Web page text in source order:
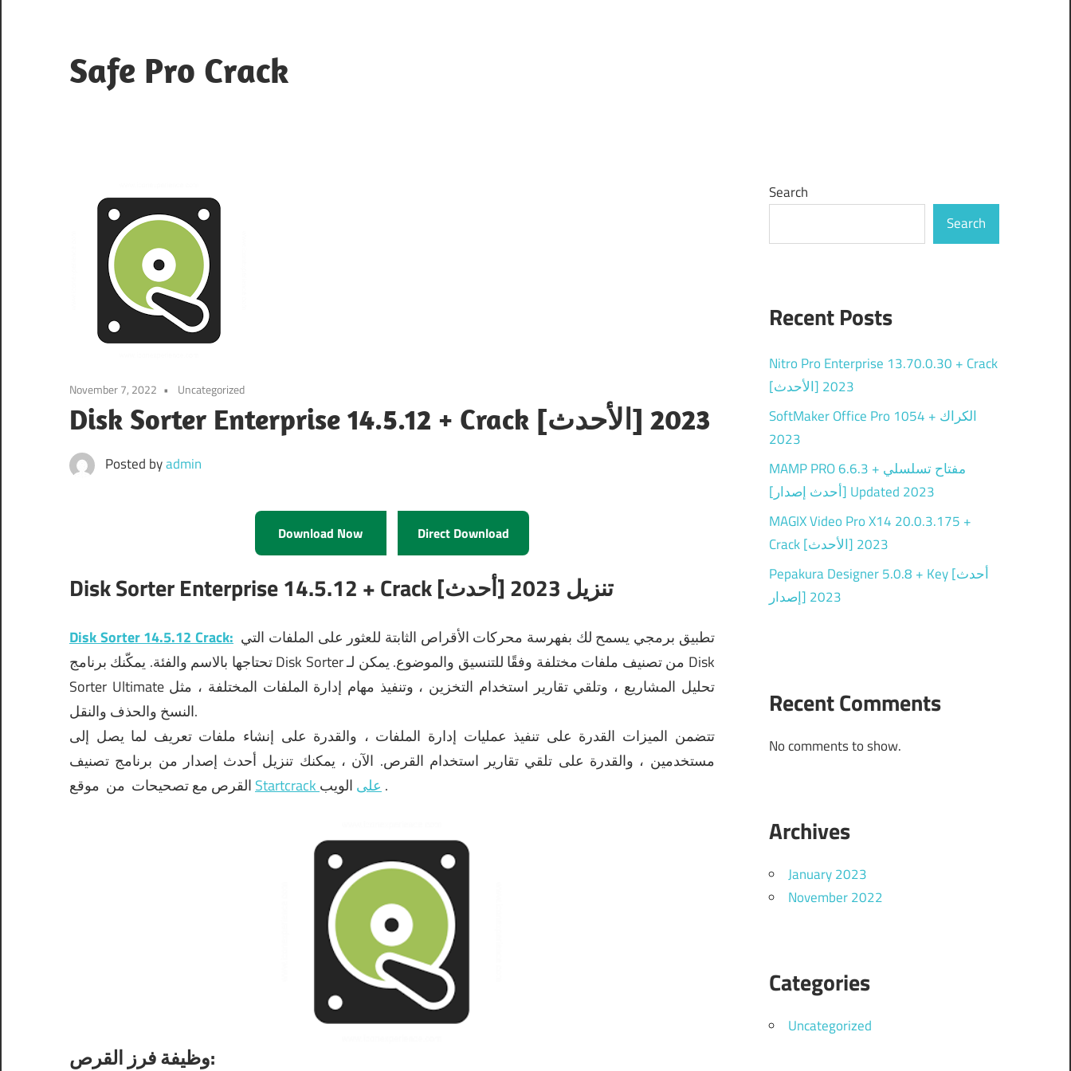
content
Safe Pro Crack
November 7, 2022 Uncategorized
Disk Sorter Enterprise 14.5.12 + Crack [الأحدث] 2023
Posted byadmin
Download Now Direct Download
Disk Sorter Enterprise14.5.12 + Crack [أحدث] تنزيل 2023
Disk Sorter 14.5.12 Crack:
تحتاجها بالاسم والفئة.
يمكّنك برنامج Disk Sorter من تصنيف ملفات مختلفة وفقًا للتنسيق والموضوع. يمكن لـ Disk
Sorter Ultimate تحليل المشاريع ، وتلقي تقارير استخدام التخزين ، وتنفيذ مهام إدارة الملفات المختلفة ، مثل
النسخ والحذف والنقل.
تتضمن الميزات القدرة على تنفيذ عمليات إدارة الملفات ، والقدرة على إنشاء ملفات تعريف لما يصل إلى
مستخدمين ، والقدرة على تلقي تقارير استخدام القرص. الآن ، يمكنك تنزيل أحدث إصدار من برنامج تصنيف
القرص مع تصحيحات من Startcrack على .
وظيفة فرز القرص:
Search
Search
Recent Posts
Nitro Pro Enterprise 13.70.0.30 + Crack
[الأحدث] 2023
SoftMaker Office Pro 1054 + الكراك
2023
MAMP PRO 6.6.3 + مفتاح تسلسلي
[أحدث إصدار] Updated 2023
MAGIX Video Pro X14 20.0.3.175 +
Crack [الأحدث] 2023
Pepakura Designer 5.0.8 + Key [أحدث
إصدار] 2023
Recent Comments
No comments to show.
Archives
January 2023
November 2022
Categories
Uncategorized